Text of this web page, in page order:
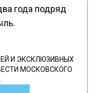
года подряд
И ЭКСКЛЮЗИВНЫХ
МОСКОВСКОГО